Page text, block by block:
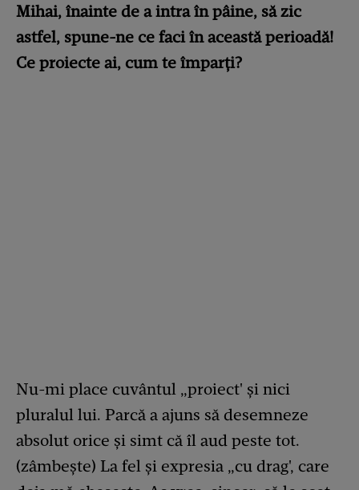
Mihai, înainte de a intra în pâine, să zic
astfel, spune-ne ce faci în această perioadă!
Ce proiecte ai, cum te împarți?
Nu-mi place cuvântul „proiect' și nici
pluralul lui. Parcă a ajuns să desemneze
absolut orice și simt că îl aud peste tot.
(zâmbește) La fel și expresia „cu drag', care